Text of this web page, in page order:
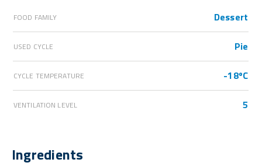
FOOD FAMILY Dessert
USED CYCLE Pie
CYCLE TEMPERATURE -18ºC
VENTILATION LEVEL 5
Ingredients